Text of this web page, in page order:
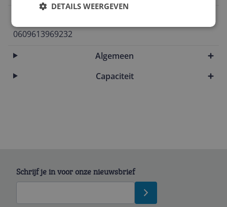
0609613969232
Algemeen
Capaciteit
Schrijf je in voor onze nieuwsbrief
DETAILS WEERGEVEN